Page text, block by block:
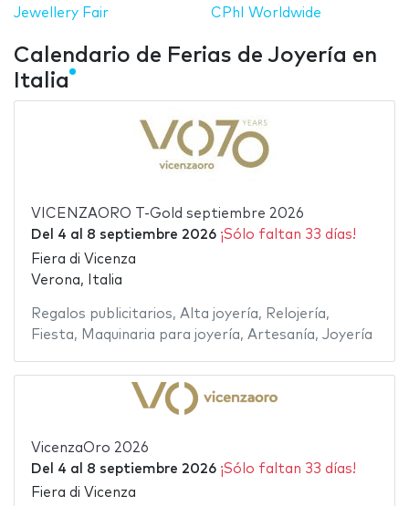
Jewellery Fair
CPhI Worldwide
Calendario de Ferias de Joyería en
Italia
VICENZAORO T-Gold septiembre 2026
Del 4 al 8 septiembre 2026 ¡Sólo faltan 33 días!
Fiera di Vicenza
Verona, Italia
Regalos publicitarios, Alta joyería, Relojería,
Fiesta, Maquinaria para joyería, Artesanía, Joyería
VicenzaOro 2026
Del 4 al 8 septiembre 2026 ¡Sólo faltan 33 días!
Fiera di Vicenza